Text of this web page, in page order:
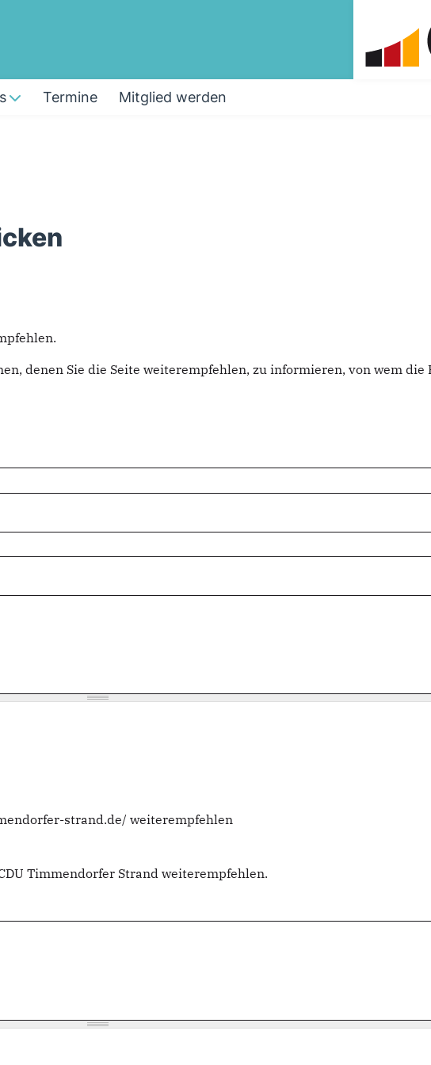
Termine Mitglied werden
denen Sie die Seite weiterempfehlen, zu informieren, von wem die
strand.de/ weiterempfehlen
Timmendorfer Strand weiterempfehlen.